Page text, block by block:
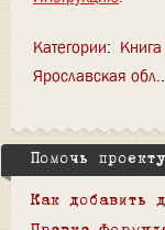
Категории:
Ярославская обл.
Помочь проекту
Как добавить